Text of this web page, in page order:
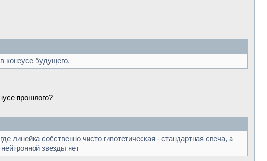
конеусе будущего,
прошлого?
собственно чисто гипотетическая - стандартная свеча, а
звезды нет